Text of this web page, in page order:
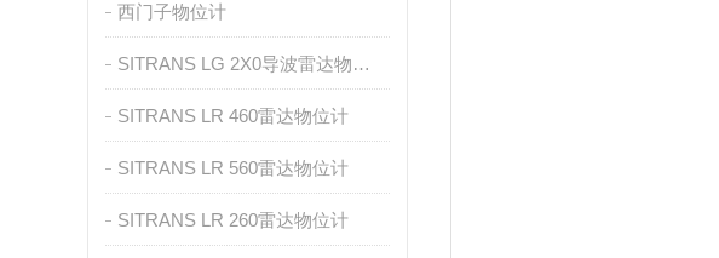
西门子物位计
SITRANS LG 2X0导波雷达物位计
SITRANS LR 460雷达物位计
SITRANS LR 560雷达物位计
SITRANS LR 260雷达物位计